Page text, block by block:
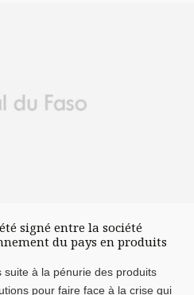
signé entre la société
du pays en produits
à la pénurie des produits
pour faire face à la crise qui